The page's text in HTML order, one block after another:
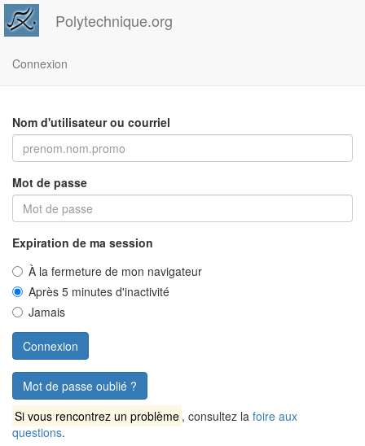
Polytechnique.org
Connexion
Nom d'utilisateur ou courriel
Mot de passe
Expiration de ma session
À la fermeture de mon navigateur
Après 5 minutes d'inactivité
Jamais
Mot de passe oublié ?
Si vous rencontrez un problème , consultez la foire aux
questions.